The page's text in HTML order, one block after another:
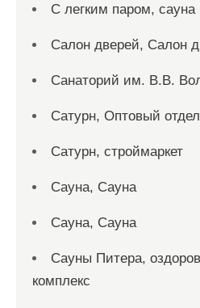
С легким паром, сауна
Салон дверей, Салон
Санаторий им. В.В.
Сатурн, Оптовый отдел
Сатурн, строймаркет
Сауна, Сауна
Сауна, Сауна
Сауны Питера,
комплекс